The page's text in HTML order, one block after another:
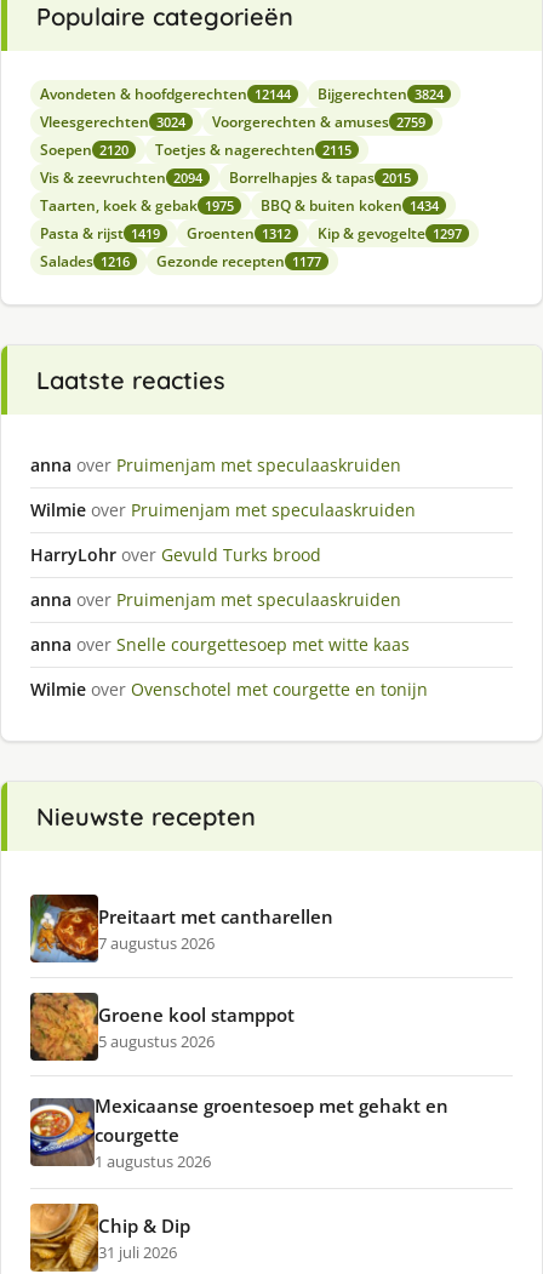
Populaire categorieën
Avondeten & hoofdgerechten 12144 Bijgerechten 3824
Vleesgerechten 3024 Voorgerechten & amuses 2759
Soepen 2120 Toetjes & nagerechten 2115
Vis & zeevruchten 2094 Borrelhapjes & tapas 2015
Taarten, koek & gebak 1975 BBQ & buiten koken 1434
Pasta & rijst 1419 Groenten 1312 Kip & gevogelte 1297
Salades 1216 Gezonde recepten 1177
Laatste reacties
anna over Pruimenjam met speculaaskruiden
Wilmie over Pruimenjam met speculaaskruiden
HarryLohr over Gevuld Turks brood
anna over Pruimenjam met speculaaskruiden
anna over Snelle courgettesoep met witte kaas
Wilmie over Ovenschotel met courgette en tonijn
Nieuwste recepten
Preitaart met cantharellen
7 augustus 2026
Groene kool stamppot
5 augustus 2026
Mexicaanse groentesoep met gehakt en
courgette
1 augustus 2026
Chip & Dip
31 juli 2026